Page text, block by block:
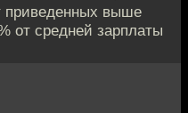
приведенных выше
от средней зарплаты